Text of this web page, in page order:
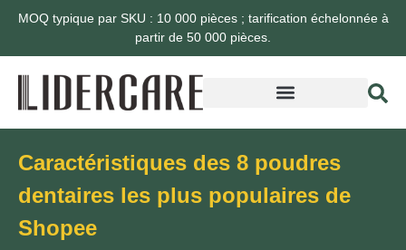
MOQ typique par SKU : 10 000 pièces ; tarification échelonnée à
partir de 50 000 pièces.
Caractéristiques des 8 poudres
dentaires les plus populaires de
Shopee